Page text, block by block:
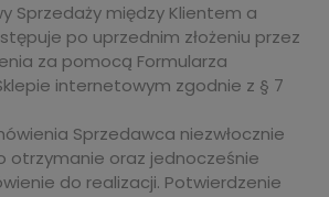
Sprzedaży między Klientem a
po uprzednim złożeniu przez
za pomocą Formularza
internetowym zgodnie z § 7
Sprzedawca niezwłocznie
otrzymanie oraz jednocześnie
do realizacji. Potwierdzenie